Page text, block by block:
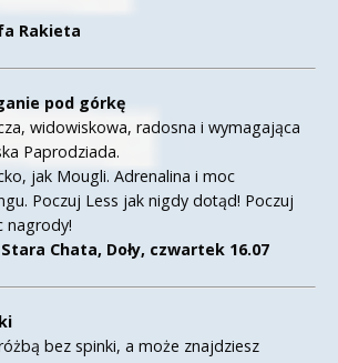
Rakieta
pod górkę
widowiskowa, radosna i wymagająca
Paprodziada.
jak Mougli. Adrenalina i moc
Poczuj Less jak nigdy dotąd! Poczuj
nagrody!
Chata, Doły, czwartek 16.07
bez spinki, a może znajdziesz